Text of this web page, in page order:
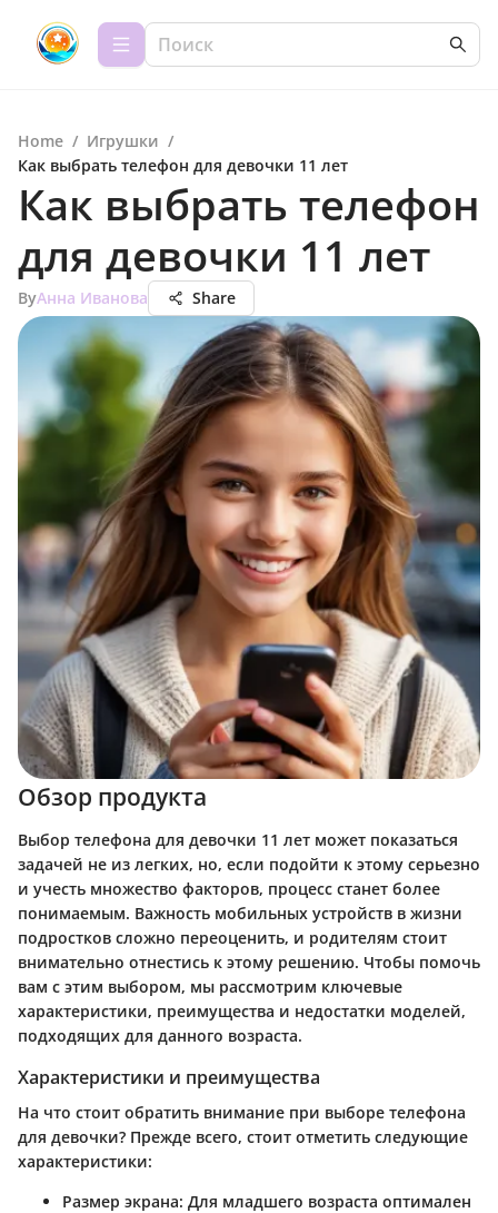
Home / Игрушки /
Как выбрать телефон для девочки 11 лет
Как выбрать телефон
для девочки 11 лет
ByАнна Иванова Share
Обзор продукта
Выбор телефона для девочки 11 лет может показаться
задачей не из легких, но, если подойти к этому серьезно
и учесть множество факторов, процесс станет более
понимаемым. Важность мобильных устройств в жизни
подростков сложно переоценить, и родителям стоит
внимательно отнестись к этому решению. Чтобы помочь
вам с этим выбором, мы рассмотрим ключевые
характеристики, преимущества и недостатки моделей,
подходящих для данного возраста.
Характеристики и преимущества
На что стоит обратить внимание при выборе телефона
для девочки? Прежде всего, стоит отметить следующие
характеристики:
Размер экрана: Для младшего возраста оптимален